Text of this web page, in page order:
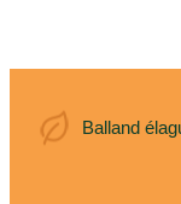
Balland